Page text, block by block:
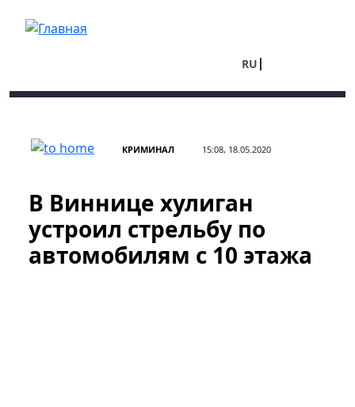
RU
КРИМИНАЛ 15:08, 18.05.2020
В Виннице хулиган
устроил стрельбу по
автомобилям с 10 этажа